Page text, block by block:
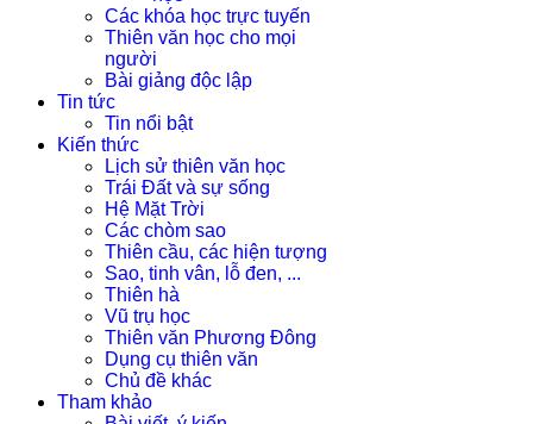
Các khóa học trực tuyến
Thiên văn học cho mọi
người
Bài giảng độc lập
Tin tức
Tin nổi bật
Kiến thức
Lịch sử thiên văn học
Trái Đất và sự sống
Hệ Mặt Trời
Các chòm sao
Thiên cầu, các hiện tượng
Sao, tinh vân, lỗ đen, ...
Thiên hà
Vũ trụ học
Thiên văn Phương Đông
Dụng cụ thiên văn
Chủ đề khác
Tham khảo